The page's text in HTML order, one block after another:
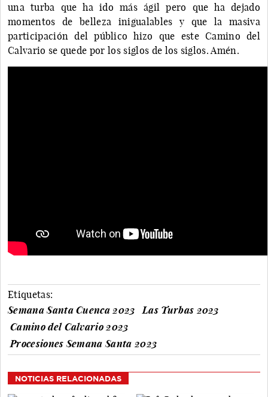
una turba que ha ido más ágil pero que ha dejado
momentos de belleza inigualables y que la masiva
participación del público hizo que este Camino del
Calvario se quede por los siglos de los siglos. Amén.
Etiquetas:
Semana Santa Cuenca 2023
Las Turbas 2023
Camino del Calvario 2023
Procesiones Semana Santa 2023
NOTICIAS RELACIONADAS